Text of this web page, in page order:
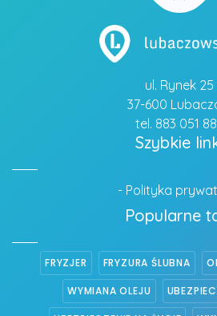
ul. Rynek 25
37-600
tel. 883 051
Szybkie
- Polityka
Popularne
FRYZJER FRYZURA ŚLUBNA
WYMIANA OLEJU